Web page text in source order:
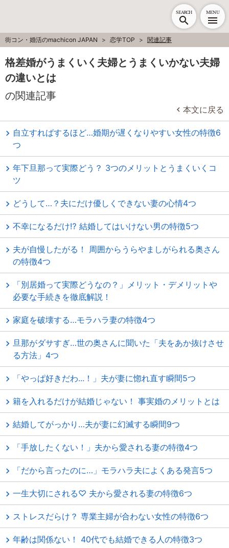
SEARCH MENU
街コン・婚活のmachicon JAPAN 恋学TOP 関連記事
格差婚がうまくいく夫婦とうまくいかない夫婦
の違いとは
の関連記事
本文に戻る
自立すればするほど…婚期が遅くなりやすい女性の特徴6
つ
年下旦那って実際どう？ 3つのメリットとうまくいくコ
ツ
どうして…？夫にだけ優しくできない妻の心情4つ
不幸になるだけ⁉ 結婚してはいけない男の特徴5つ
夫が自慢したがる！ 周囲からうらやましがられる奥さん
の特徴4つ
「別居婚って実際どうなの？」メリット・デメリットや
必要な手続きを徹底解説！
家庭を破壊する…モラハラ妻の特徴4つ
旦那がダサすぎ…世の奥さんに聞いた「夫をあか抜けさせ
る方法」4つ
「やっぱ好きだわ...！」夫が妻に惚れ直す瞬間5つ
籍を入れるだけが結婚じゃない！ 事実婚のメリットとは
結婚してがっかり…夫が妻に幻滅する瞬間9つ
「手放したくない！」夫から愛される妻の特徴4つ
「だから言ったのに…」モラハラ夫によくある発言5つ
一生大切にされる♡ 夫から愛される妻の特徴6つ
ストレスだらけ？ 専業主婦が合わない女性の特徴6つ
年齢は関係ない！ 40代でも結婚できる人の特徴3つ